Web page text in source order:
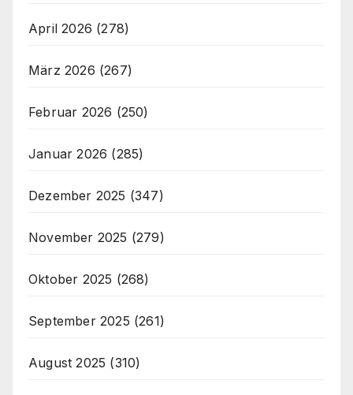
April 2026 (278)
März 2026 (267)
Februar 2026 (250)
Januar 2026 (285)
Dezember 2025 (347)
November 2025 (279)
Oktober 2025 (268)
September 2025 (261)
August 2025 (310)